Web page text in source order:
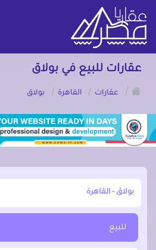
عقارات للبيع في بولاق
/
عقارات / القاهرة / بولاق
أبحث عن مدينة, محافظة, حي
للبيع